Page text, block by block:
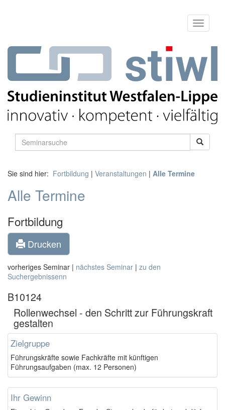
Sie sind hier: Fortbildung | Veranstaltungen | Alle Termine
Alle Termine
Fortbildung
Drucken
vorheriges Seminar | nächstes Seminar | zu den
Suchergebnissenn
B10124
Rollenwechsel - den Schritt zur Führungskraft
gestalten
Zielgruppe
Führungskräfte sowie Fachkräfte mit künftigen
Führungsaufgaben (max. 12 Personen)
Ihr Gewinn